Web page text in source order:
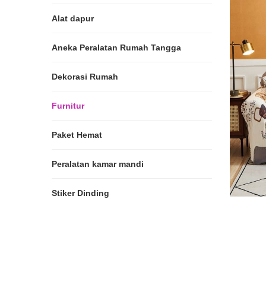
Alat dapur
Aneka Peralatan Rumah Tangga
Dekorasi Rumah
Furnitur
Paket Hemat
Peralatan kamar mandi
Stiker Dinding